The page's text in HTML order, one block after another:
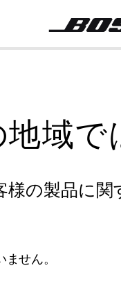
域
の製品に
せん。